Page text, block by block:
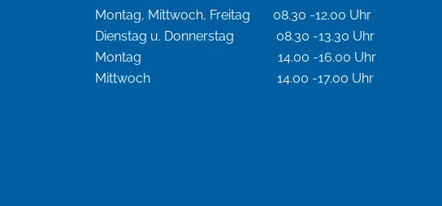
Montag, Mittwoch, Freitag 08.30 -12.00 Uhr
Dienstag u. Donnerstag 08.30 -13.30 Uhr
Montag 14.00 -16.00 Uhr
Mittwoch 14.00 -17.00 Uhr